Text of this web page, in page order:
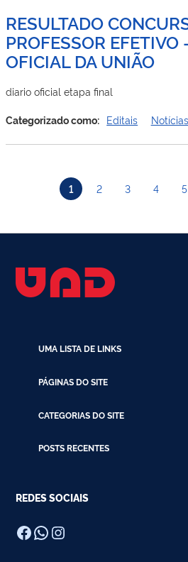
RESULTADO
PROFESSOR EFETIVO
OFICIAL DA UNIÃO
diario oficial etapa final
Categorizado como: Editais Notícias
pagination
1 2 3 4 5
UMA LISTA DE LINKS
PÁGINAS DO SITE
CATEGORIAS DO SITE
POSTS RECENTES
REDES SOCIAIS
Facebook
WhatsApp
Instagram